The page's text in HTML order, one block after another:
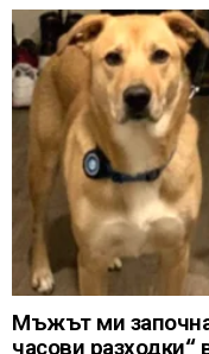
Мъжът ми
часови